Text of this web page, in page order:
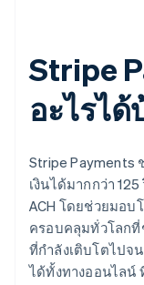
Stripe
อะไรได้
Stripe Payments
เงินได้มากกว่า
ACH โดยช่วยมอบ
ครอบคลุมทั่วโลกที่
ที่กำลังเติบโตไปจ
ได้ทั้งทางออนไลน์